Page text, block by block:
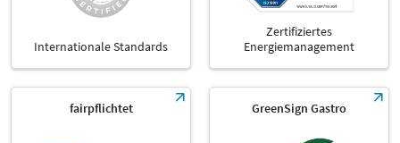
Internationale Standards
Zertifiziertes
Energiemanagement
fairpflichtet GreenSign Gastro